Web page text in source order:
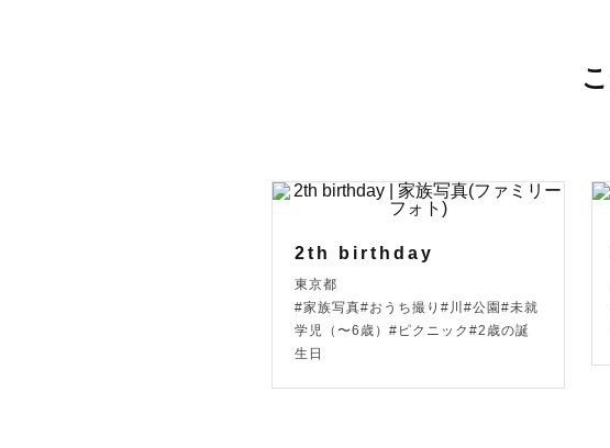
私が過去に経験した様
˗ˏˋ『当たり前』で普段
1人でも多くの
という思いで19歳の時
いつかの未来で、「こ
2th birthday
東京都
#家族写真#おうち撮り#川#公園#未就
学児（〜6歳）#ピクニック#2歳の誕
生日